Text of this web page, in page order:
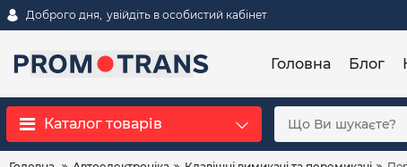
Доброго дня, увійдіть в особистий кабінет
Головна Блог
Каталог товарів